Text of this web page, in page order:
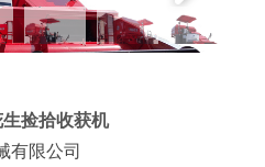
捡拾收获机
有限公司